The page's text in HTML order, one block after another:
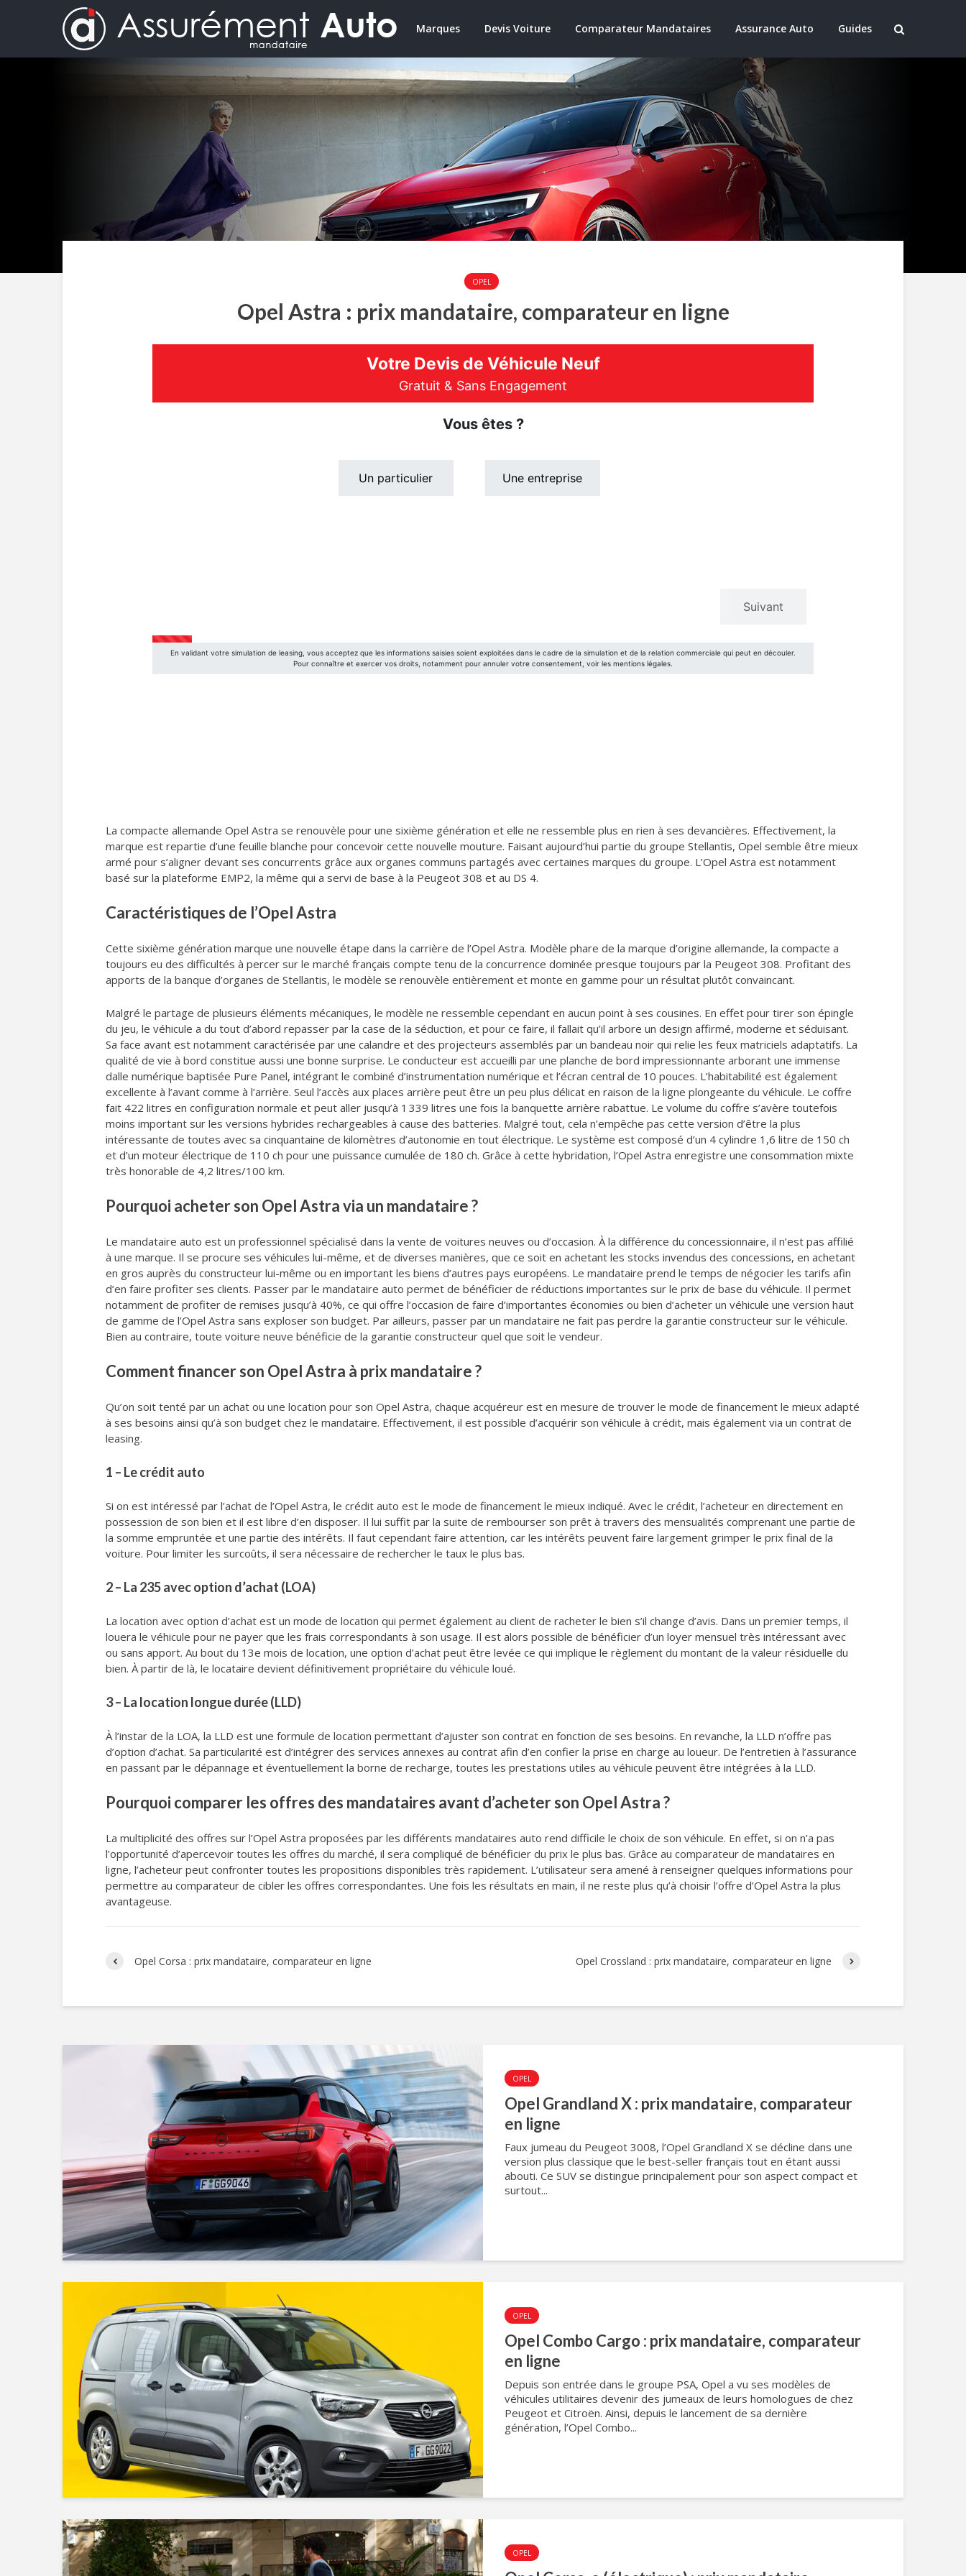
Marques Devis Voiture Comparateur Mandataires Assurance Auto Guides
OPEL
Opel Astra : prix mandataire, comparateur en ligne
La compacte allemande Opel Astra se renouvèle pour une sixième génération et elle ne ressemble plus en rien à ses devancières. Effectivement, la
marque est repartie d’une feuille blanche pour concevoir cette nouvelle mouture. Faisant aujourd’hui partie du groupe Stellantis, Opel semble être mieux
armé pour s’aligner devant ses concurrents grâce aux organes communs partagés avec certaines marques du groupe. L’Opel Astra est notamment
basé sur la plateforme EMP2, la même qui a servi de base à la Peugeot 308 et au DS 4.
Caractéristiques de l’Opel Astra
Cette sixième génération marque une nouvelle étape dans la carrière de l’Opel Astra. Modèle phare de la marque d’origine allemande, la compacte a
toujours eu des difficultés à percer sur le marché français compte tenu de la concurrence dominée presque toujours par la Peugeot 308. Profitant des
apports de la banque d’organes de Stellantis, le modèle se renouvèle entièrement et monte en gamme pour un résultat plutôt convaincant.
Malgré le partage de plusieurs éléments mécaniques, le modèle ne ressemble cependant en aucun point à ses cousines. En effet pour tirer son épingle
du jeu, le véhicule a du tout d’abord repasser par la case de la séduction, et pour ce faire, il fallait qu’il arbore un design affirmé, moderne et séduisant.
Sa face avant est notamment caractérisée par une calandre et des projecteurs assemblés par un bandeau noir qui relie les feux matriciels adaptatifs. La
qualité de vie à bord constitue aussi une bonne surprise. Le conducteur est accueilli par une planche de bord impressionnante arborant une immense
dalle numérique baptisée Pure Panel, intégrant le combiné d’instrumentation numérique et l’écran central de 10 pouces. L’habitabilité est également
excellente à l’avant comme à l’arrière. Seul l’accès aux places arrière peut être un peu plus délicat en raison de la ligne plongeante du véhicule. Le coffre
fait 422 litres en configuration normale et peut aller jusqu’à 1 339 litres une fois la banquette arrière rabattue. Le volume du coffre s’avère toutefois
moins important sur les versions hybrides rechargeables à cause des batteries. Malgré tout, cela n’empêche pas cette version d’être la plus
intéressante de toutes avec sa cinquantaine de kilomètres d’autonomie en tout électrique. Le système est composé d’un 4 cylindre 1,6 litre de 150 ch
et d’un moteur électrique de 110 ch pour une puissance cumulée de 180 ch. Grâce à cette hybridation, l’Opel Astra enregistre une consommation mixte
très honorable de 4,2 litres/100 km.
Pourquoi acheter son Opel Astra via un mandataire ?
Le mandataire auto est un professionnel spécialisé dans la vente de voitures neuves ou d’occasion. À la différence du concessionnaire, il n’est pas affilié
à une marque. Il se procure ses véhicules lui-même, et de diverses manières, que ce soit en achetant les stocks invendus des concessions, en achetant
en gros auprès du constructeur lui-même ou en important les biens d’autres pays européens. Le mandataire prend le temps de négocier les tarifs afin
d’en faire profiter ses clients. Passer par le mandataire auto permet de bénéficier de réductions importantes sur le prix de base du véhicule. Il permet
notamment de profiter de remises jusqu’à 40%, ce qui offre l’occasion de faire d’importantes économies ou bien d’acheter un véhicule une version haut
de gamme de l’Opel Astra sans exploser son budget. Par ailleurs, passer par un mandataire ne fait pas perdre la garantie constructeur sur le véhicule.
Bien au contraire, toute voiture neuve bénéficie de la garantie constructeur quel que soit le vendeur.
Comment financer son Opel Astra à prix mandataire ?
Qu’on soit tenté par un achat ou une location pour son Opel Astra, chaque acquéreur est en mesure de trouver le mode de financement le mieux adapté
à ses besoins ainsi qu’à son budget chez le mandataire. Effectivement, il est possible d’acquérir son véhicule à crédit, mais également via un contrat de
leasing.
1 – Le crédit auto
Si on est intéressé par l’achat de l’Opel Astra, le crédit auto est le mode de financement le mieux indiqué. Avec le crédit, l’acheteur en directement en
possession de son bien et il est libre d’en disposer. Il lui suffit par la suite de rembourser son prêt à travers des mensualités comprenant une partie de
la somme empruntée et une partie des intérêts. Il faut cependant faire attention, car les intérêts peuvent faire largement grimper le prix final de la
voiture. Pour limiter les surcoûts, il sera nécessaire de rechercher le taux le plus bas.
2 – La 235 avec option d’achat (LOA)
La location avec option d’achat est un mode de location qui permet également au client de racheter le bien s’il change d’avis. Dans un premier temps, il
louera le véhicule pour ne payer que les frais correspondants à son usage. Il est alors possible de bénéficier d’un loyer mensuel très intéressant avec
ou sans apport. Au bout du 13e mois de location, une option d’achat peut être levée ce qui implique le règlement du montant de la valeur résiduelle du
bien. À partir de là, le locataire devient définitivement propriétaire du véhicule loué.
3 – La location longue durée (LLD)
À l’instar de la LOA, la LLD est une formule de location permettant d’ajuster son contrat en fonction de ses besoins. En revanche, la LLD n’offre pas
d’option d’achat. Sa particularité est d’intégrer des services annexes au contrat afin d’en confier la prise en charge au loueur. De l’entretien à l’assurance
en passant par le dépannage et éventuellement la borne de recharge, toutes les prestations utiles au véhicule peuvent être intégrées à la LLD.
Pourquoi comparer les offres des mandataires avant d’acheter son Opel Astra ?
La multiplicité des offres sur l’Opel Astra proposées par les différents mandataires auto rend difficile le choix de son véhicule. En effet, si on n’a pas
l’opportunité d’apercevoir toutes les offres du marché, il sera compliqué de bénéficier du prix le plus bas. Grâce au comparateur de mandataires en
ligne, l’acheteur peut confronter toutes les propositions disponibles très rapidement. L’utilisateur sera amené à renseigner quelques informations pour
permettre au comparateur de cibler les offres correspondantes. Une fois les résultats en main, il ne reste plus qu’à choisir l’offre d’Opel Astra la plus
avantageuse.
Opel Corsa : prix mandataire, comparateur en ligne Opel Crossland : prix mandataire, comparateur en ligne
OPEL
Opel Grandland X : prix mandataire, comparateur
en ligne
Faux jumeau du Peugeot 3008, l’Opel Grandland X se décline dans une
version plus classique que le best-seller français tout en étant aussi
abouti. Ce SUV se distingue principalement pour son aspect compact et
surtout...
OPEL
Opel Combo Cargo : prix mandataire, comparateur
en ligne
Depuis son entrée dans le groupe PSA, Opel a vu ses modèles de
véhicules utilitaires devenir des jumeaux de leurs homologues de chez
Peugeot et Citroën. Ainsi, depuis le lancement de sa dernière
génération, l’Opel Combo...
OPEL